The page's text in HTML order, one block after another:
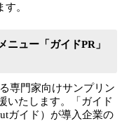
。
ニュー「ガイドPR 」
専門家向けサンプリン
いたします。「ガイド
ガイド）が導入企業の